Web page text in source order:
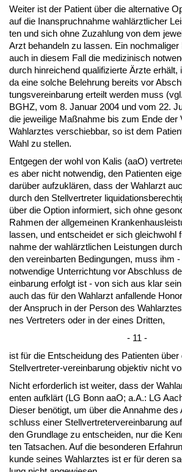
Wei­ter ist der Pa­ti­ent über die al­ter­na­ti­ve
auf die In­an­spruch­nah­me wahlärzt­li­cher
ten und sich oh­ne Zu­zah­lung von dem
Arzt be­han­deln zu las­sen. Ein
auch in die­sem Fall die me­di­zi­nisch
durch hin­rei­chend qua­li­fi­zier­te Ärz­te erhält,
da ei­ne sol­che Be­leh­rung be­reits vor
tungs­ver­ein­ba­rung er­teilt wer­den muss
BGHZ, vom 8. Ja­nu­ar 2004 und vom 22.
die je­wei­li­ge Maßnah­me bis zum En­de der
Wahl­arz­tes ver­schieb­bar, so ist dem
Wahl zu stel­len.
Ent­ge­gen der wohl von Ka­lis (aaO)
es aber nicht not­wen­dig, den Pa­ti­en­ten
darüber auf­zuklären, dass der Wahl­arzt
durch den Stell­ver­tre­ter
über die Op­ti­on in­for­miert, sich oh­ne
Rah­men der all­ge­mei­nen
las­sen, und ent­schei­det er sich gleich­wohl
nah­me der wahlärzt­li­chen Leis­tun­gen
den ver­ein­bar­ten Be­din­gun­gen, muss ihm
not­wen­di­ge Un­ter­rich­tung vor Ab­schluss
ein­ba­rung er­folgt ist - von sich aus klar
auch das für den Wahl­arzt an­fal­len­de
der An­spruch in der Per­son des
nes Ver­tre­ters oder in der ei­nes Drit­ten,
- 11 -
ist für die Ent­schei­dung des Pa­ti­en­ten
Stell­ver­tre­ter-ver­ein­ba­rung ob­jek­tiv nicht
Nicht er­for­der­lich ist wei­ter, dass der
en­ten aufklärt (LG Bonn aaO; a.A.: LG
Die­ser benötigt, um über die An­nah­me
schluss ei­ner Stell­ver­tre­ter­ver­ein­ba­rung
den Grund­la­ge zu ent­schei­den, nur die
ten Tat­sa­chen. Auf die be­son­de­ren
kun­de sei­nes Wahl­arz­tes ist er für de­ren